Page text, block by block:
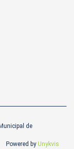
de
Powered by Unykvis